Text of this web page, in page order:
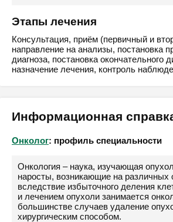
Этапы лечения
Консультация, приём (первичный и
направление на анализы, постановка
диагноза, постановка окончательного
назначение лечения, контроль
Информационная
Онколог: профиль специальности
Онкология – наука, изучающая
наросты, возникающие на различных
вследствие избыточного деления
и лечением опухоли занимается
большинстве случаев удаление
хирургическим способом.